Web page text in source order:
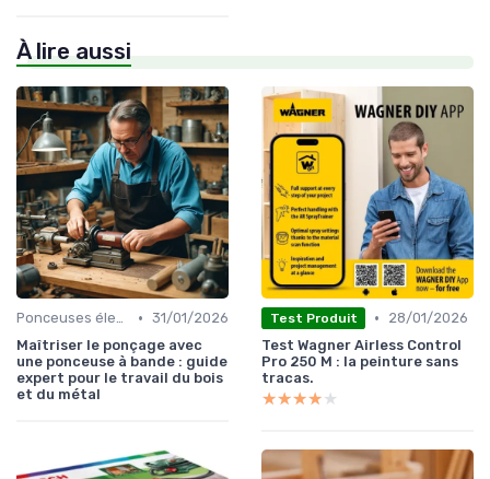
À lire aussi
Ponceuses électriques • 31/01/2026
Maîtriser le ponçage avec
une ponceuse à bande : guide
expert pour le travail du bois
et du métal
Test Produit •
28/01/2026
Test Wagner Airless Control
Pro 250 M : la peinture sans
tracas.
★★★★★
★★★★★